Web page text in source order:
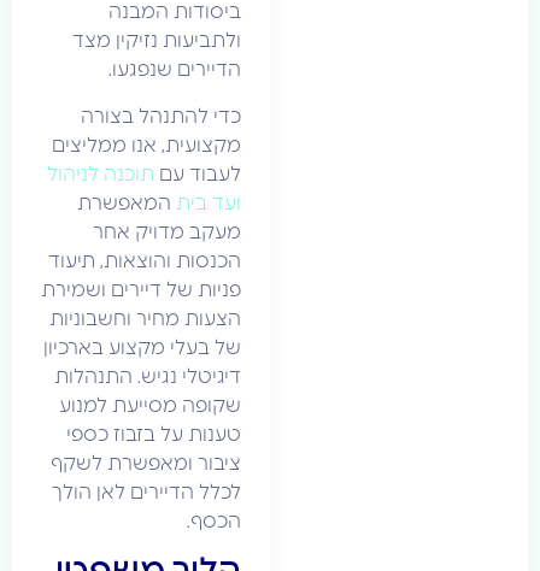
ביסודות המבנה
ולתביעות נזיקין מצד
הדיירים שנפגעו.
כדי להתנהל בצורה
מקצועית, אנו ממליצים
לעבוד עםתוכנה לניהול
המאפשרת
מעקב מדויק אחר
הכנסות והוצאות, תיעוד
פניות של דיירים ושמירת
הצעות מחיר וחשבוניות
של בעלי מקצוע בארכיון
דיגיטלי נגיש. התנהלות
שקופה מסייעת למנוע
טענות על בזבוז כספי
ציבור ומאפשרת לשקף
לכלל הדיירים לאן הולך